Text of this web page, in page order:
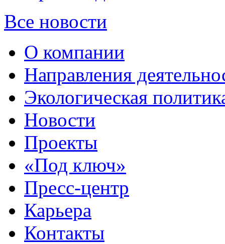
Все новости
О компании
Направления
Экологическая
Новости
Проекты
«Под ключ»
Пресс-центр
Карьера
Контакты